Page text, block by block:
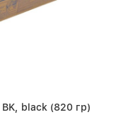
black (820 гр)